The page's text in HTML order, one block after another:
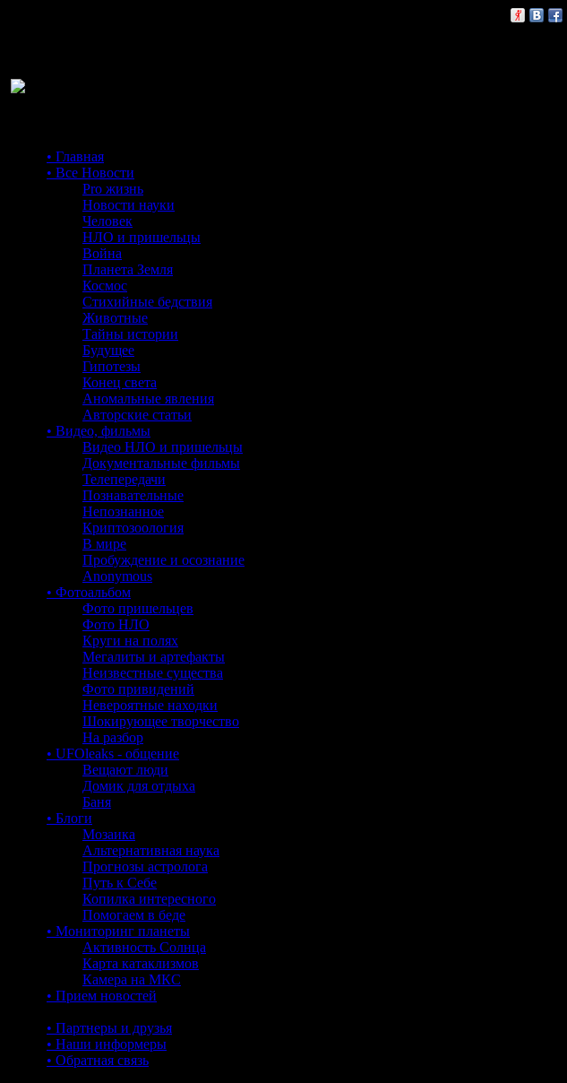
• Главная
• Все Новости
Pro жизнь
Новости науки
Человек
НЛО и пришельцы
Война
Планета Земля
Космос
Стихийные бедствия
Животные
Тайны истории
Будущее
Гипотезы
Конец света
Аномальные явления
Авторские статьи
• Видео, фильмы
Видео НЛО и пришельцы
Документальные фильмы
Телепередачи
Познавательные
Непознанное
Криптозоология
В мире
Пробуждение и осознание
Anonymous
• Фотоальбом
Фото пришельцев
Фото НЛО
Круги на полях
Мегалиты и артефакты
Неизвестные существа
Фото привидений
Невероятные находки
Шокирующее творчество
На разбор
• UFOleaks - общение
Вещают люди
Домик для отдыха
Баня
• Блоги
Мозаика
Альтернативная наука
Прогнозы астролога
Путь к Себе
Копилка интересного
Помогаем в беде
• Мониторинг планеты
Активность Солнца
Карта катаклизмов
Камера на МКС
• Прием новостей
• Партнеры и друзья
• Наши информеры
• Обратная связь